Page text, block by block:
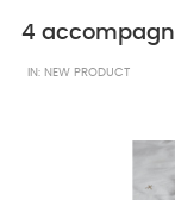
IN: NEW PRODUCT